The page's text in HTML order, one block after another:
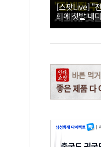
[스팟Live] "
회에 첫발 내
시 부동산 대